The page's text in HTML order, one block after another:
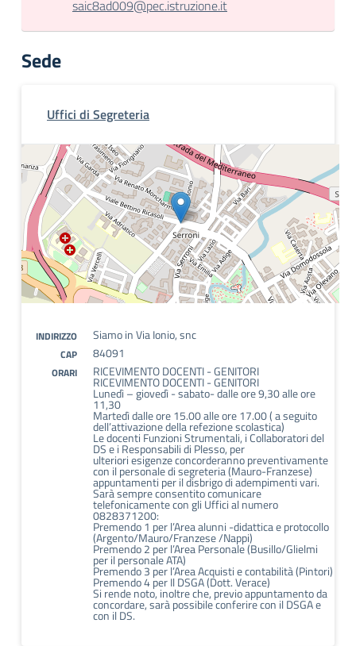
saic8ad009@pec.istruzione.it
Sede
Uffici di Segreteria
INDIRIZZO Siamo in Via Ionio, snc
CAP 84091
ORARI RICEVIMENTO DOCENTI - GENITORI
RICEVIMENTO DOCENTI - GENITORI
Lunedì – giovedì - sabato- dalle ore 9,30 alle ore
11,30
Martedì dalle ore 15.00 alle ore 17.00 ( a seguito
dell’attivazione della refezione scolastica)
Le docenti Funzioni Strumentali, i Collaboratori del
DS e i Responsabili di Plesso, per
ulteriori esigenze concorderanno preventivamente
con il personale di segreteria (Mauro-Franzese)
appuntamenti per il disbrigo di adempimenti vari.
Sarà sempre consentito comunicare
telefonicamente con gli Uffici al numero
0828371200:
Premendo 1 per l’Area alunni -didattica e protocollo
(Argento/Mauro/Franzese /Nappi)
Premendo 2 per l’Area Personale (Busillo/Glielmi
per il personale ATA)
Premendo 3 per l’Area Acquisti e contabilità (Pintori)
Premendo 4 per Il DSGA (Dott. Verace)
Si rende noto, inoltre che, previo appuntamento da
concordare, sarà possibile conferire con il DSGA e
con il DS.